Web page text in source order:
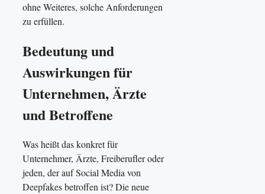
ohne Weiteres, solche Anforderungen
zu erfüllen.
Bedeutung und
Auswirkungen für
Unternehmen, Ärzte
und Betroffene
Was heißt das konkret für
Unternehmer, Ärzte, Freiberufler oder
jeden, der auf Social Media von
Deepfakes betroffen ist? Die neue